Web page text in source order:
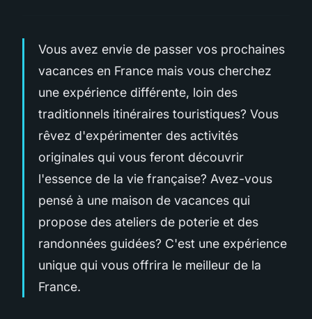
Vous avez envie de passer vos prochaines
vacances en France mais vous cherchez
une expérience différente, loin des
traditionnels itinéraires touristiques? Vous
rêvez d'expérimenter des activités
originales qui vous feront découvrir
l'essence de la vie française? Avez-vous
pensé à une maison de vacances qui
propose des ateliers de poterie et des
randonnées guidées? C'est une expérience
unique qui vous offrira le meilleur de la
France.